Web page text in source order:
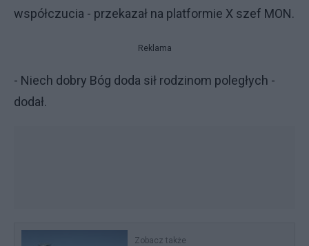
współczucia - przekazał na platformie X szef MON.
Reklama
- Niech dobry Bóg doda sił rodzinom poległych -
dodał.
Zobacz także